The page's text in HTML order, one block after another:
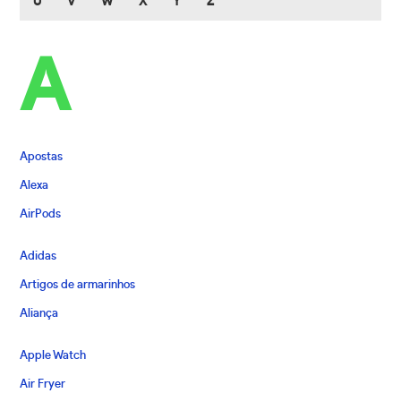
A
Apostas
Alexa
AirPods
Adidas
Artigos de armarinhos
Aliança
Apple Watch
Air Fryer